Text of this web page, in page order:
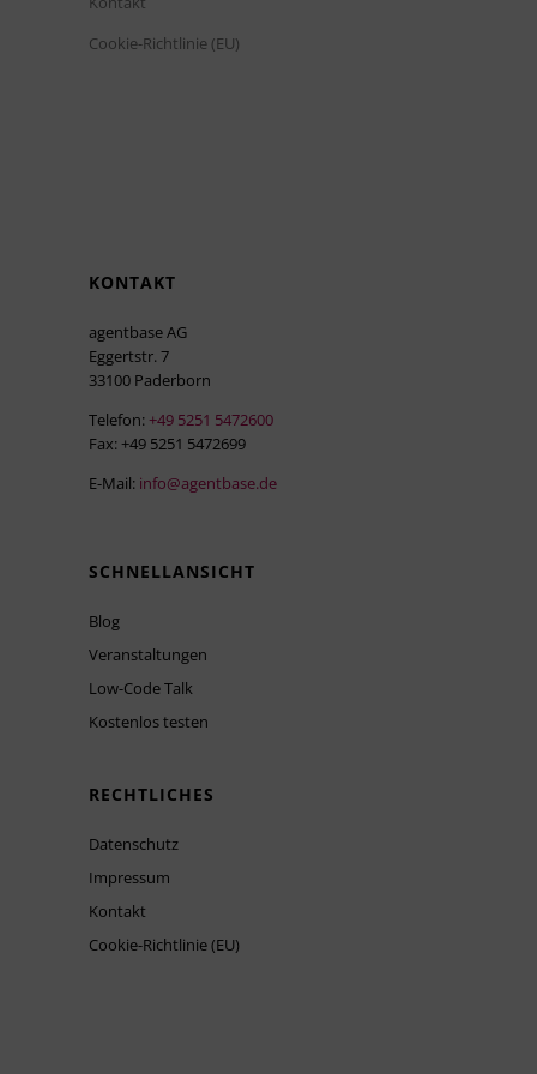
Cookie-Richtlinie (EU)
KONTAKT
agentbase AG
Eggertstr. 7
33100 Paderborn
Telefon: +49 5251 5472600
Fax: +49 5251 5472699
E-Mail: info@agentbase.de
SCHNELLANSICHT
Blog
Veranstaltungen
Low-Code Talk
Kostenlos testen
RECHTLICHES
Datenschutz
Impressum
Kontakt
Cookie-Richtlinie (EU)